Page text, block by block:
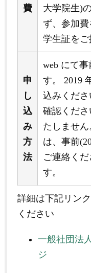
費
大学院生)
ず、参加
学生証をご
申
し
込
み
方
法
web にて
す。 2019
込みくだ
確認くだ
たしませ
は、事前
ご連絡く
す。
詳細は下記リン
ください
一般社団法
ジ